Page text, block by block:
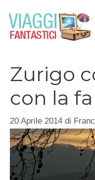
contenuto
Zurigo
con la
20 Aprile 2014 di